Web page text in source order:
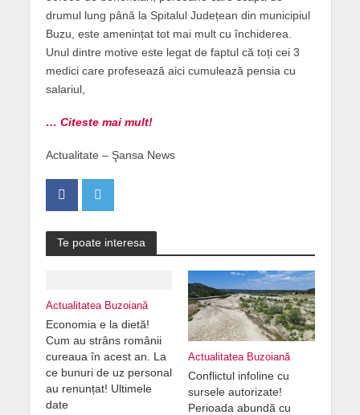
drumul lung până la Spitalul Județean din municipiul
Buzu, este amenințat tot mai mult cu închiderea.
Unul dintre motive este legat de faptul că toți cei 3
medici care profesează aici cumulează pensia cu
salariul,
… Citeste mai mult!
Actualitate – Şansa News
Te poate interesa
Actualitatea Buzoiană
Economia e la dietă!
Cum au strâns românii
cureaua în acest an. La
ce bunuri de uz personal
au renunțat! Ultimele
date
Actualitatea Buzoiană
Conflictul infoline cu
sursele autorizate!
Perioada abundă cu